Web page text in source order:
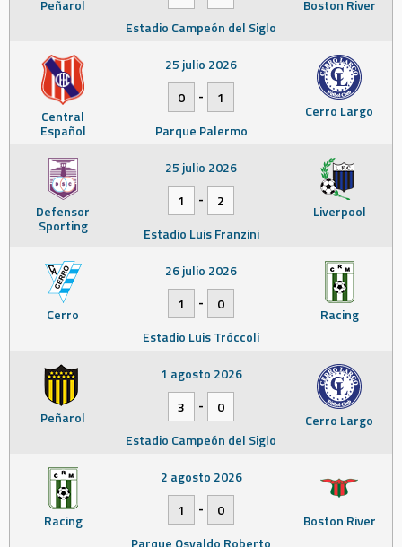
Peñarol Boston River
Estadio Campeón del Siglo
Central
Español
Cerro Largo
25 julio 2026
0
-
1
Parque Palermo
Defensor
Sporting
Liverpool
25 julio 2026
1
-
2
Estadio Luis Franzini
Cerro Racing
26 julio 2026
1
-
0
Estadio Luis Tróccoli
Peñarol Cerro Largo
1 agosto 2026
3
-
0
Estadio Campeón del Siglo
Racing Boston River
2 agosto 2026
1
-
0
Parque Osvaldo Roberto